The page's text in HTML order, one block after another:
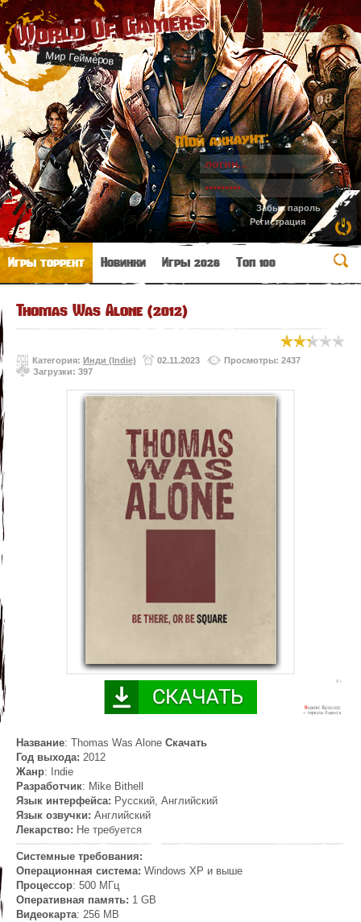
World Of Gamers
Мир Геймеров
Мой аккаунт:
Забыл пароль
Регистрация
Игры торрент Новинки Игры 2026 Топ 100
Thomas Was Alone (2012)
Категория: Инди (Indie) 02.11.2023
Просмотры: 2437
Загрузки: 397
Название: Thomas Was Alone Скачать
Год выхода: 2012
Жанр: Indie
Разработчик: Mike Bithell
Язык интерфейса: Русский, Английский
Язык озвучки: Английский
Лекарство: Не требуется
Системные требования:
Операционная система: Windows XP и выше
Процессор: 500 МГц
Оперативная память: 1 GB
Видеокарта: 256 MB